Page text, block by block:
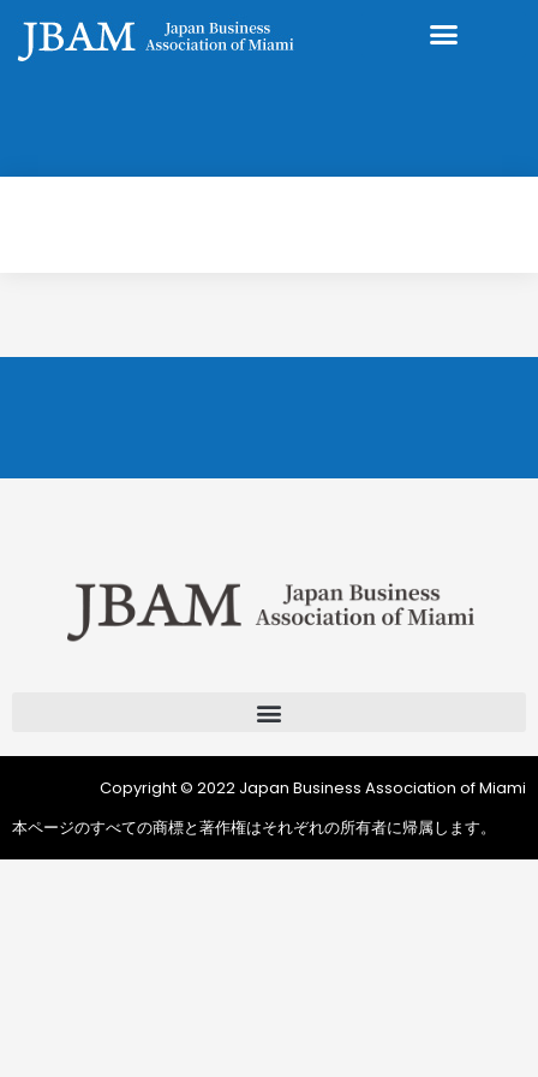
Copyright © 2022 Japan Business Association of Miami
本ページのすべての商標と著作権はそれぞれの所有者に帰属します。